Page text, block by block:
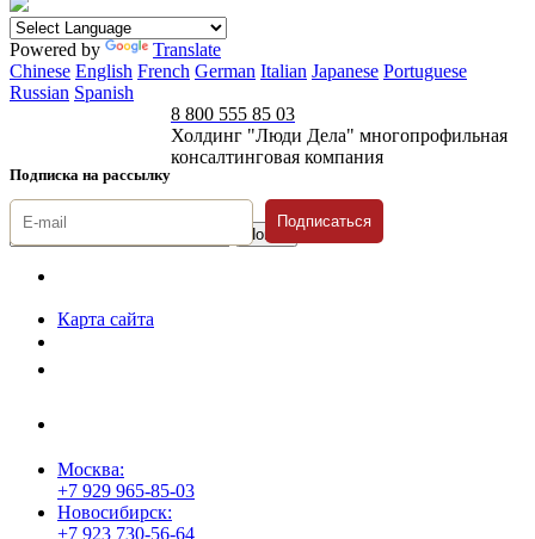
Powered by
Translate
Chinese English French German Italian Japanese Portuguese
Russian Spanish
Подписка на рассылку
8 800 555 85 03
Холдинг "Люди Дела" многопрофильная
консалтинговая компания
Подписаться
Карта сайта
Москва:
+7 929 965-85-03
Новосибирск:
+7 923 730-56-64